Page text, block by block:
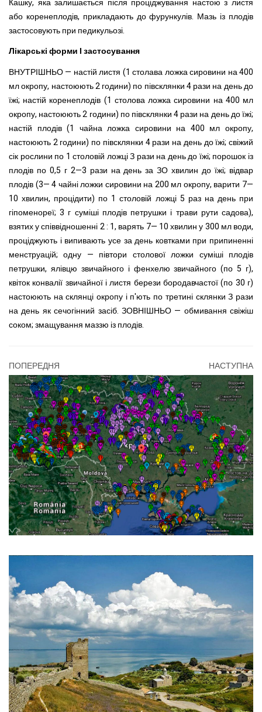
або коренеплодів, прикладають до фурункулів. Мазь із плодів
застосовують при педикульозі.
Лікарські форми І застосування
ВНУТРІШНЬО — настій листя (1 столава ложка сировини на 400
мл окропу, настоюють 2 години) по півсклянки 4 рази на день до
їжі; настій коренеплодів (1 столова ложка сировини на 400 мл
окропу, настоюють 2 години) по півсклянки 4 рази на день до їжі;
настій плодів (1 чайна ложка сировини на 400 мл окропу,
настоюють 2 години) по півсклянки 4 рази на день до їжі; свіжий
сік рослини по 1 столовій ложці З рази на день до їжі; порошок із
плодів по 0,5 г 2—3 рази на день за ЗО хвилин до їжі; відвар
плодів (3— 4 чайні ложки сировини на 200 мл окропу, варити 7—
10 хвилин, процідити) по 1 столовій ложці 5 раз на день при
гіпоменореї; 3 г суміші плодів петрушки і трави рути садова),
взятих у співвідношенні 2 : 1, варять 7— 10 хвилин у 300 мл води,
проціджують і випивають усе за день ковтками при припиненні
менструацій; одну — півтори столової ложки суміші плодів
петрушки, ялівцю звичайного і фенхелю звичайного (по 5 г),
квіток конвалії звичайної і листя берези бородавчастої (по 30 г)
настоюють на склянці окропу і п'ють по третині склянки З рази
на день як сечогінний засіб. ЗОВНІШНЬО — обмивання свіжіш
соком; змащування маззю із плодів.
ПОПЕРЕДНЯ НАСТУПНА